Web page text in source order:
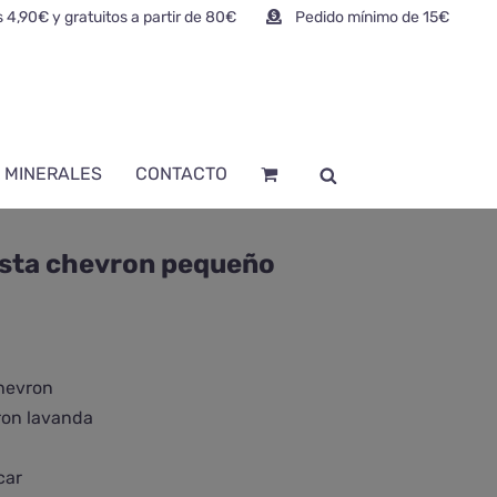
4,90€ y gratuitos a partir de 80€ Pedido mínimo de 15€
MINERALES CONTACTO
chevron pequeño
lavanda